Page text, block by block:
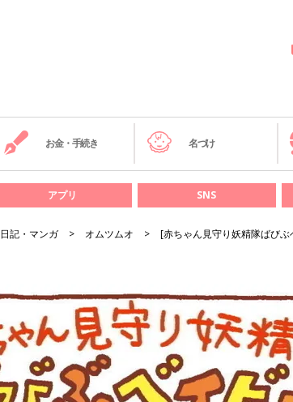
お金・手続き 名づけ
アプリ SNS
日記・マンガ オムツムオ [赤ちゃん見守り妖精隊ばび